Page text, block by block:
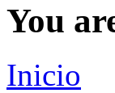
You
Inicio